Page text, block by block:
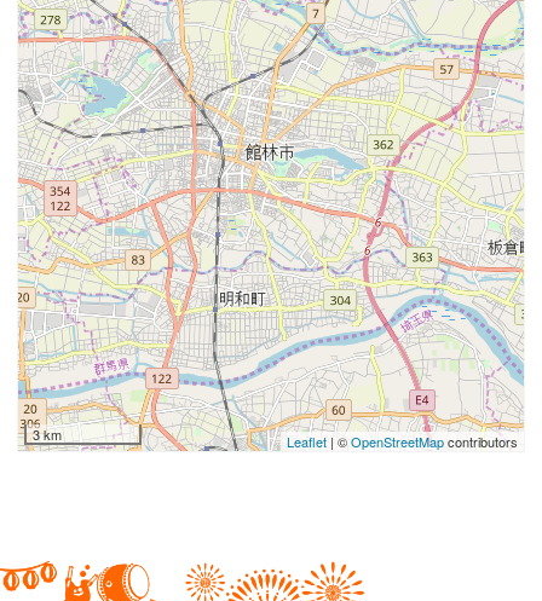
3 km Leaflet| ©OpenStreetMapcontributors